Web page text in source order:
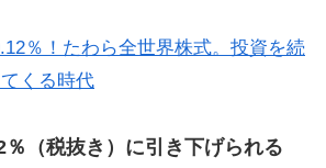
％！たわら全世界株式。投資を続
くる時代
（税抜き）に引き下げられる